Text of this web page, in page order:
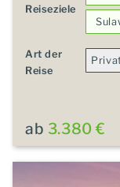
Reiseziele
Art der
Reise
ab 3.380 €